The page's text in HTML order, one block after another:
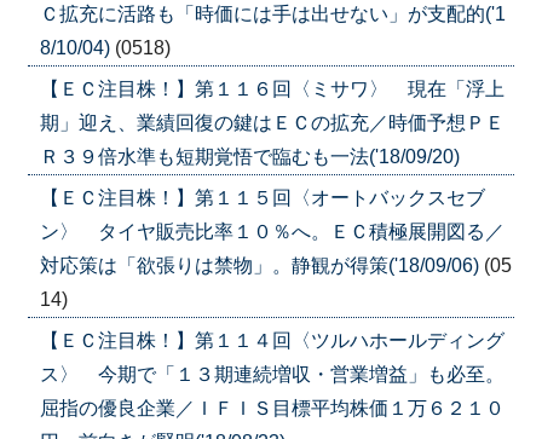
Ｃ拡充に活路も「時価には手は出せない」が支配的('1
8/10/04) (0518)
【ＥＣ注目株！】第１１６回〈ミサワ〉 現在「浮上
期」迎え、業績回復の鍵はＥＣの拡充／時価予想ＰＥ
Ｒ３９倍水準も短期覚悟で臨むも一法('18/09/20)
【ＥＣ注目株！】第１１５回〈オートバックスセブ
ン〉 タイヤ販売比率１０％へ。ＥＣ積極展開図る／
対応策は「欲張りは禁物」。静観が得策('18/09/06) (05
14)
【ＥＣ注目株！】第１１４回〈ツルハホールディング
ス〉 今期で「１３期連続増収・営業増益」も必至。
屈指の優良企業／ＩＦＩＳ目標平均株価１万６２１０